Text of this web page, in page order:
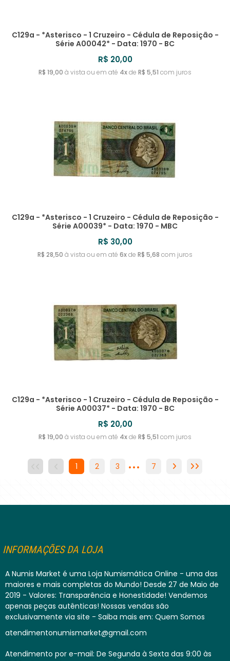
C129a - *Asterisco - 1 Cruzeiro - Cédula de Reposição -
Série A00042* - Data: 1970 - BC
R$ 20,00
R$ 19,00 à vista ou em até 4xde R$ 5,51 com juros
C129a - *Asterisco - 1 Cruzeiro - Cédula de Reposição -
Série A00039* - Data: 1970 - MBC
R$ 30,00
R$ 28,50 à vista ou em até 6xde R$ 5,68 com juros
C129a - *Asterisco - 1 Cruzeiro - Cédula de Reposição -
Série A00037* - Data: 1970 - BC
R$ 20,00
R$ 19,00 à vista ou em até 4xde R$ 5,51 com juros
1 2 3 4 7
... 7
INFORMAÇÕES DA LOJA
A Numis Market é uma Loja Numismática Online - uma das
maiores e mais completas do Mundo! Desde 27 de Maio de
2019 - Valores: Transparência e Honestidade! Vendemos
apenas peças autênticas! Nossas vendas são
exclusivamente via site - Saiba mais em: Quem Somos
atendimentonumismarket@gmail.com
Atendimento por e-mail: De Segunda à Sexta das 9:00 às